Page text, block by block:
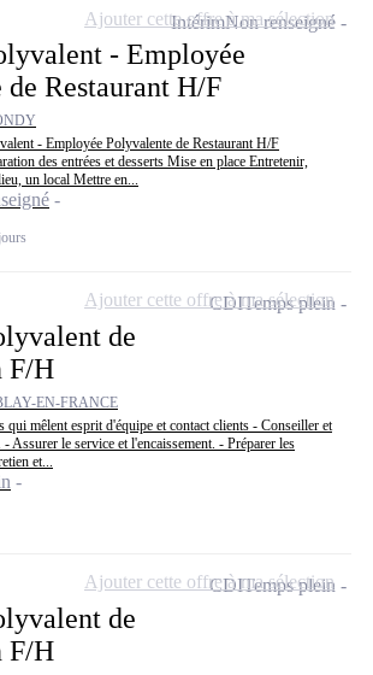
- Employée
Restaurant H/F
- Employée Polyvalente de Restaurant H/F
des entrées et desserts Mise en place Entretenir,
un local Mettre en...
IntérimNon renseigné
Ajouter cette offre à ma sélection
de
F/H
EN-FRANCE
qui mêlent esprit d'équipe et contact clients - Conseiller et
Assurer le service et l'encaissement. - Préparer les
et...
CDITemps plein
Ajouter cette offre à ma sélection
de
F/H
CDITemps plein
Ajouter cette offre à ma sélection